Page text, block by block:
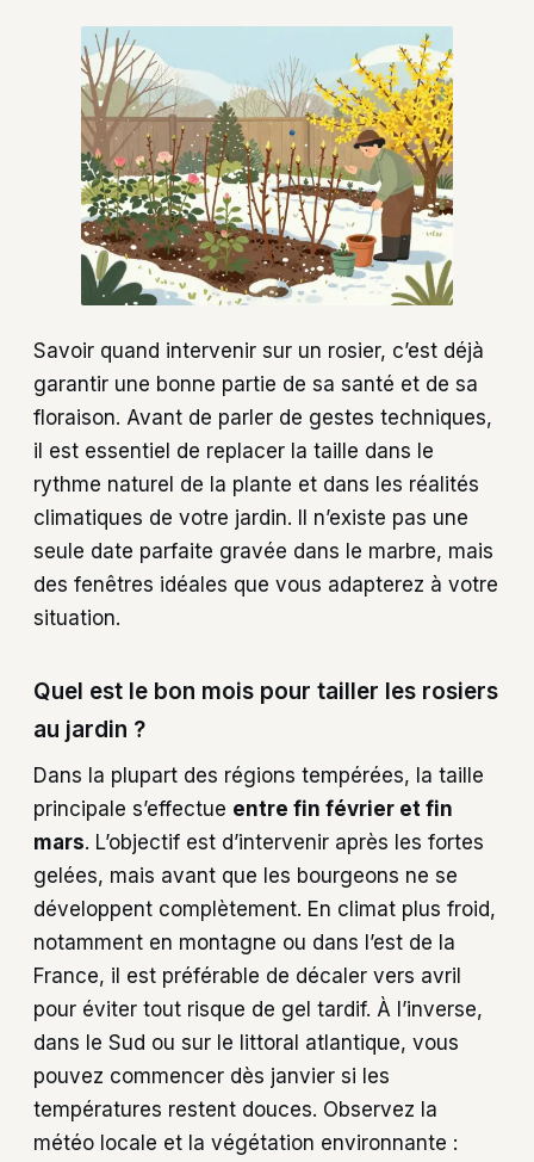
Savoir quand intervenir sur un rosier, c’est déjà
garantir une bonne partie de sa santé et de sa
floraison. Avant de parler de gestes techniques,
il est essentiel de replacer la taille dans le
rythme naturel de la plante et dans les réalités
climatiques de votre jardin. Il n’existe pas une
seule date parfaite gravée dans le marbre, mais
des fenêtres idéales que vous adapterez à votre
situation.
Quel est le bon mois pour tailler les rosiers
au jardin ?
Dans la plupart des régions tempérées, la taille
principale s’effectue entre fin février et fin
mars. L’objectif est d’intervenir après les fortes
gelées, mais avant que les bourgeons ne se
développent complètement. En climat plus froid,
notamment en montagne ou dans l’est de la
France, il est préférable de décaler vers avril
pour éviter tout risque de gel tardif. À l’inverse,
dans le Sud ou sur le littoral atlantique, vous
pouvez commencer dès janvier si les
températures restent douces. Observez la
météo locale et la végétation environnante :